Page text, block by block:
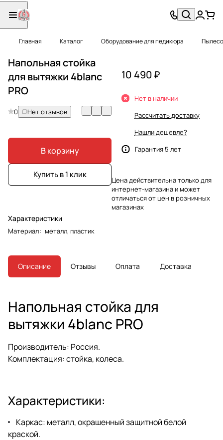
Главная Каталог Оборудование для педикюра
Напольная стойка
для вытяжки 4blanc
PRO
0 Нет отзывов
В корзину
Купить в 1 клик
Характеристики
Материал: металл, пластик
10 490 ₽
Нет в наличии
Рассчитать доставку
Нашли дешевле?
Гарантия 5 лет
Цена действительна только для
интернет-магазина и может
отличаться от цен в розничных
магазинах
Описание Отзывы Оплата Доставка
Напольная стойка для
вытяжки 4blanc PRO
Производитель: Россия.
Комплектация:стойка, колеса.
Характеристики:
Каркас: металл, окрашенный защитной белой
краской.